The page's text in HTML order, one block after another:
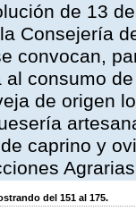
de 13
Consejería
convocan,
consumo
de origen
caprino y
del 151 al 175.